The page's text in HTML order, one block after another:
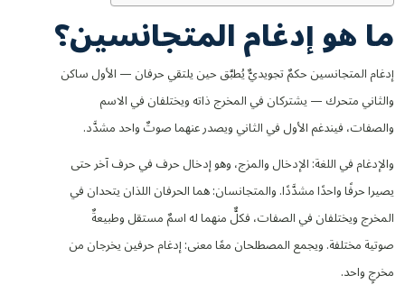
ما هو إدغام المتجانسين؟
إدغام المتجانسين حكمٌ تجويديٌّ يُطبَّق حين يلتقي حرفان — الأول ساكن
والثاني متحرك — يشتركان في المخرج ذاته ويختلفان في الاسم
والصفات، فيندغم الأول في الثاني ويصدر عنهما صوتٌ واحد مشدَّد.
والإدغام في اللغة: الإدخال والمزج، وهو إدخال حرف في حرف آخر حتى
يصيرا حرفًا واحدًا مشدَّدًا. والمتجانسان: هما الحرفان اللذان يتحدان في
المخرج ويختلفان في الصفات، فكلٌّ منهما له اسمٌ مستقل وطبيعةٌ
صوتية مختلفة. ويجمع المصطلحان معًا معنى: إدغام حرفين يخرجان من
مخرجٍ واحد.